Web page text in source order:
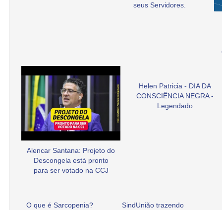
seus Servidores.
Alencar Santana: Projeto do
Descongela está pronto
para ser votado na CCJ
Helen Patricia - DIA DA
CONSCIÊNCIA NEGRA -
Legendado
O que é Sarcopenia?
SindUnião trazendo